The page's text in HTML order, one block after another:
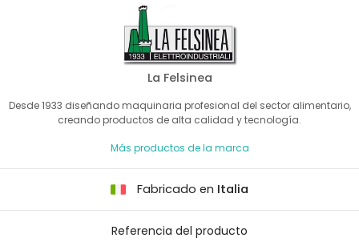
La Felsinea
Desde 1933 diseñando maquinaria profesional del sector alimentario,
creando productos de alta calidad y tecnología.
Más productos de la marca
Fabricado en Italia
Referencia del producto